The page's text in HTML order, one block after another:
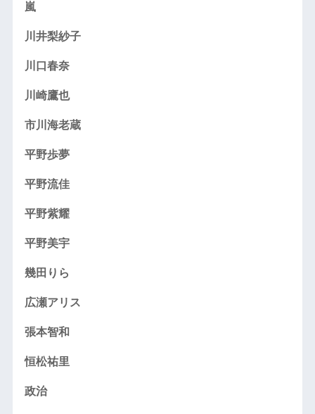
嵐
川井梨紗子
川口春奈
川崎鷹也
市川海老蔵
平野歩夢
平野流佳
平野紫耀
平野美宇
幾田りら
広瀬アリス
張本智和
恒松祐里
政治